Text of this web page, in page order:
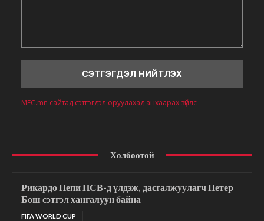
MFC.mn сайтад сэтгэгдэл оруулахад анхаарах зүйлс
Холбоотой
Рикардо Пепи ПСВ-д үлдэж, дасгалжуулагч Петер
Бош сэтгэл хангалуун байна
FIFA WORLD CUP